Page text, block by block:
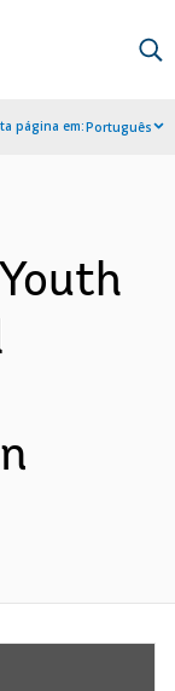
página em:Português